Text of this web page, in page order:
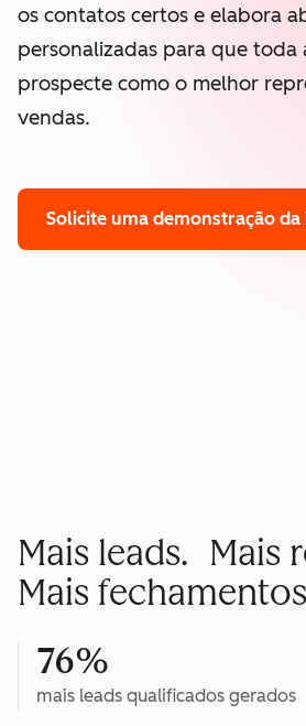
os contatos certos e elabora
personalizadas para que toda
prospecte como o melhor
vendas.
Solicite uma demonstração da
Mais leads. Mais
Mais
76%
mais leads qualificados gerados